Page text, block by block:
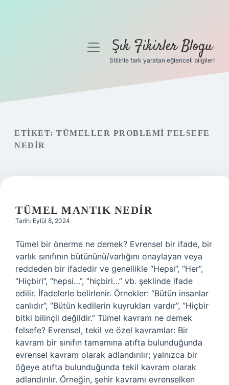
Gizlilik Politikası
Hakkımızda
menüyüŞık Fikirler Blogu
Stilinle fark yaratan eğlenceli bilgiler!
ETIKET: TÜMELLER PROBLEMI FELSEFE
NEDIR
TÜMEL MANTIK NEDIR
Tarih: Eylül 8, 2024
Tümel bir önerme ne demek? Evrensel bir ifade, bir
varlık sınıfının bütününü/varlığını onaylayan veya
reddeden bir ifadedir ve genellikle “Hepsi”, “Her”,
“Hiçbiri”, “hepsi…”, “hiçbiri…” vb. şeklinde ifade
edilir. İfadelerle belirlenir. Örnekler: “Bütün insanlar
canlıdır”, “Bütün kedilerin kuyrukları vardır”, “Hiçbir
bitki bilinçli değildir.” Tümel kavram ne demek
felsefe? Evrensel, tekil ve özel kavramlar: Bir
kavram bir sınıfın tamamına atıfta bulunduğunda
evrensel kavram olarak adlandırılır; yalnızca bir
öğeye atıfta bulunduğunda tekil kavram olarak
adlandırılır. Örneğin, şehir kavramı evrenselken